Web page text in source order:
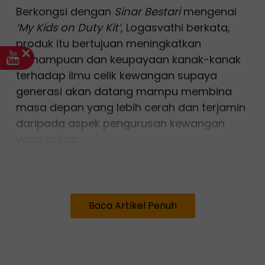
Berkongsi dengan Sinar Bestarimengenai
‘My Kids on Duty Kit’, Logasvathi berkata,
produk itu bertujuan meningkatkan
kemampuan dan keupayaan kanak-kanak
terhadap ilmu celik kewangan supaya
generasi akan datang mampu membina
masa depan yang lebih cerah dan terjamin
daripada aspek pengurusan kewangan
nilai murni terutamanya aspek pengurusan
kewangan agar mereka mampu membuat
Baca Artikel Penuh